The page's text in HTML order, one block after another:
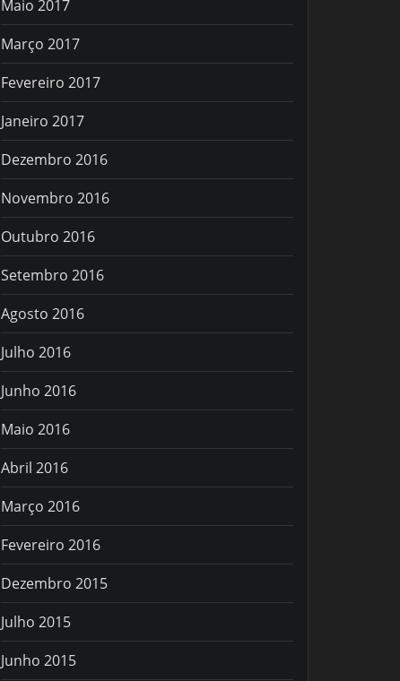
Maio 2017
Março 2017
Fevereiro 2017
Janeiro 2017
Dezembro 2016
Novembro 2016
Outubro 2016
Setembro 2016
Agosto 2016
Julho 2016
Junho 2016
Maio 2016
Abril 2016
Março 2016
Fevereiro 2016
Dezembro 2015
Julho 2015
Junho 2015